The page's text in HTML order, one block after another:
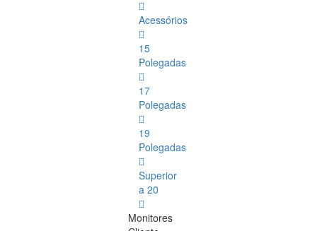
Acessórios
15
Polegadas
17
Polegadas
19
Polegadas
Superior
a 20
Monitores